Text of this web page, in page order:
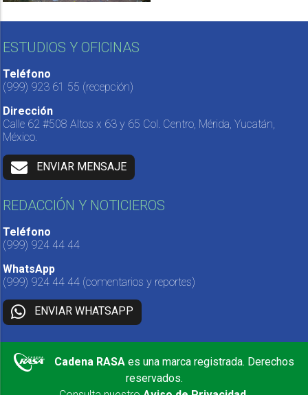
ESTUDIOS Y OFICINAS
Teléfono
(999) 923 61 55 (recepción)
Dirección
Calle 62 #508 Altos x 63 y 65 Col. Centro, Mérida, Yucatán,
México.
ENVIAR MENSAJE
REDACCIÓN Y NOTICIEROS
Teléfono
(999) 924 44 44
WhatsApp
(999) 924 44 44 (comentarios y reportes)
ENVIAR WHATSAPP
Cadena RASA es una marca registrada. Derechos
reservados.